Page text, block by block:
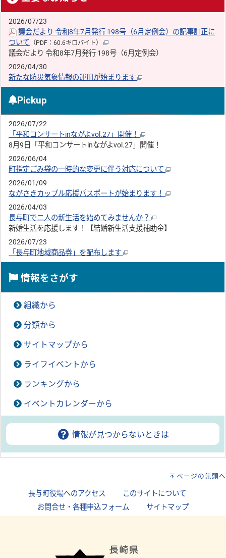
2026/07/23
議会だより 令和8年7月発行 198号（6月定例会）の記事訂正に
ついて （PDF：60.6キロバイト）
議会だより 令和8年7月発行 198号（6月定例会）
2026/04/30
新たな防災気象情報の運用が始まります
Pickup
2026/07/22
「平和コンサートinながよvol.27」開催！
8月9日「平和コンサートinながよvol.27」開催！
2026/06/04
町指定ごみ袋の一時的な変更に伴う対応について
2026/01/09
ながさきカップル応援パスポートが始まります！
2026/04/03
長与町で二人の新生活を始めてみませんか？
新婚生活を応援します！【結婚新生活支援補助金】
2026/07/23
「長与町地域商品券」を配布します
情報をさがす
組織から
分類から
サイトマップから
ライフイベントから
ランキングから
イベントカレンダーから
情報が見つからないときは
ページの先頭へ
長与町役場へのアクセス このサイトについて
お問合せ・各種申込フォーム
サイトマップ